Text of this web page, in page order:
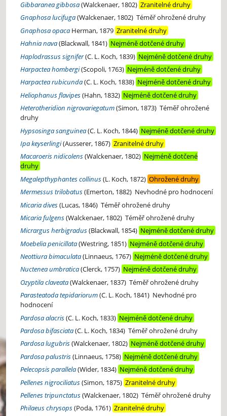
Gibbaranea gibbosa(Walckenaer, 1802) Zranitelné druhy
Gnaphosa lucifuga(Walckenaer, 1802) Téměř ohrožené druhy
Gnaphosa opaca Herman, 1879 Zranitelné druhy
Hahnia nava(Blackwall, 1841) Nejméně dotčené druhy
Haplodrassus signifer(C. L. Koch, 1839) Nejméně dotčené druhy
Harpactea hombergi(Scopoli, 1763) Nejméně dotčené druhy
Harpactea rubicunda(C. L. Koch, 1838) Nejméně dotčené druhy
Heliophanus flavipes(Hahn, 1832) Nejméně dotčené druhy
Heterotheridion nigrovariegatum(Simon, 1873) Téměř ohrožené
druhy
Hypsosinga sanguinea(C. L. Koch, 1844) Nejméně dotčené druhy
Ipa keyserlingi(Ausserer, 1867) Zranitelné druhy
Macaroeris nidicolens(Walckenaer, 1802) Nejméně dotčené
druhy
Megalepthyphantes collinus(L. Koch, 1872) Ohrožené druhy
Mermessus trilobatus(Emerton, 1882) Nevhodné pro hodnocení
Micaria dives(Lucas, 1846) Téměř ohrožené druhy
Micaria fulgens(Walckenaer, 1802) Téměř ohrožené druhy
Micrargus herbigradus(Blackwall, 1854) Nejméně dotčené druhy
Moebelia penicillata(Westring, 1851) Nejméně dotčené druhy
Neottiura bimaculata(Linnaeus, 1767) Nejméně dotčené druhy
Nuctenea umbratica(Clerck, 1757) Nejméně dotčené druhy
Ozyptila claveata(Walckenaer, 1837) Téměř ohrožené druhy
Parasteatoda tepidariorum(C. L. Koch, 1841) Nevhodné pro
hodnocení
Pardosa alacris(C. L. Koch, 1833) Nejméně dotčené druhy
Pardosa bifasciata(C. L. Koch, 1834) Téměř ohrožené druhy
Pardosa lugubris(Walckenaer, 1802) Nejméně dotčené druhy
Pardosa palustris(Linnaeus, 1758) Nejméně dotčené druhy
Pelecopsis parallela(Wider, 1834) Nejméně dotčené druhy
Pellenes nigrociliatus(Simon, 1875) Zranitelné druhy
Pellenes tripunctatus(Walckenaer, 1802) Téměř ohrožené druhy
Philaeus chrysops(Poda, 1761) Zranitelné druhy